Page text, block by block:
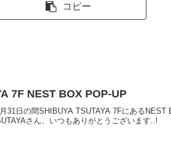
コピー
7F NEST BOX POP-UP
31日の間SHIBUYA TSUTAYA 7FにあるNEST
さん、いつもありがとうございます